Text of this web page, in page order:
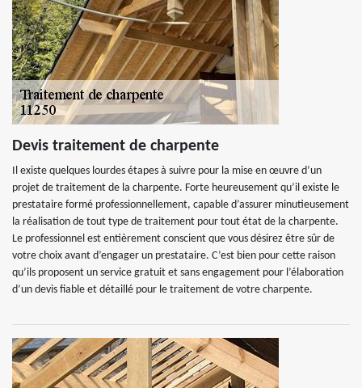
Devis traitement de charpente
Il existe quelques lourdes étapes à suivre pour la mise en œuvre d’un
projet de traitement de la charpente. Forte heureusement qu’il existe le
prestataire formé professionnellement, capable d’assurer minutieusement
la réalisation de tout type de traitement pour tout état de la charpente.
Le professionnel est entièrement conscient que vous désirez être sûr de
votre choix avant d’engager un prestataire. C’est bien pour cette raison
qu’ils proposent un service gratuit et sans engagement pour l’élaboration
d’un devis fiable et détaillé pour le traitement de votre charpente.